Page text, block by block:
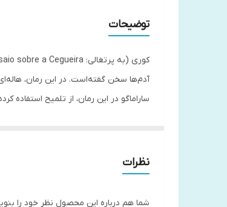
توضیحات
آدم‌ها سخن گفته‌است. در این رمان،
ساراماگو در این رمان، از تلمیح استفاده
نظرات
شما هم درباره این محصول نظر خود را